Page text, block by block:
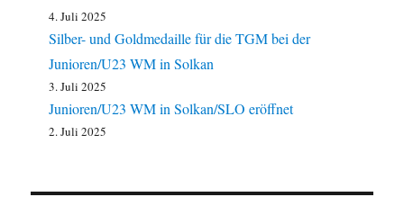
4. Juli 2025
Silber- und Goldmedaille für die TGM bei der
Junioren/U23 WM in Solkan
3. Juli 2025
Junioren/U23 WM in Solkan/SLO eröffnet
2. Juli 2025